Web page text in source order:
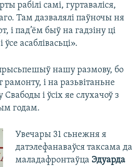
рабілі самі, гуртаваліся,
Там дазвалялі паўночы ня
і пад’ём быў на гадзіну ці
асаблівасьці».
нашу размову, бо
і на разьвітаньне
і ўсіх яе слухачоў з
годам.
Увечары 31 сьнежня я
датэлефанаваўся таксама да
маладафронтаўца Эдуарда